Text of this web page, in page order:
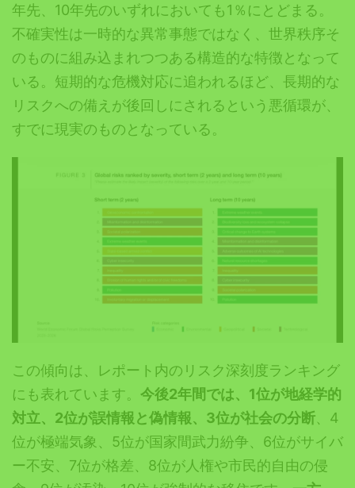
年先、10年先のいずれにおいても1％にとどまる。
不確実性は一時的な異常事態ではなく、世界秩序そ
のものに組み込まれつつある構造的な特徴となって
いる。短期的な危機対応に追われるほど、長期的な
リスクへの備えが後回しにされるという悪循環が、
すでに現実のものとなっている。
この傾向は、レポート内のリスク深刻度ランキング
にも表れています。 今後2年間では、1位が地経学的
対立、2位が誤情報と偽情報、3位が社会の分断、4
位が極端気象、5位が国家間武力紛争、6位がサイバ
ー不安、7位が格差、8位が人権や市民的自由の侵